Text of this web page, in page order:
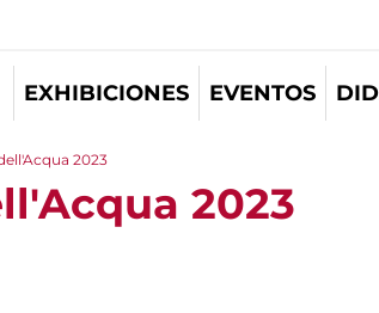
EXHIBICIONES EVENTOS
2023
2023